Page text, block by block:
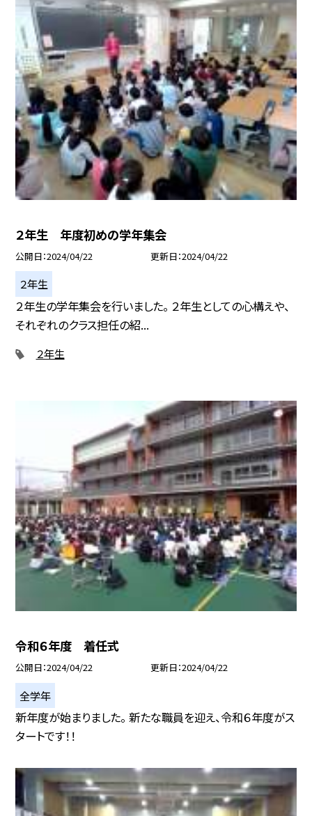
２年生 年度初めの学年集会
公開日 2024/04/22 更新日 2024/04/22
２年生
２年生の学年集会を行いました。 ２年生としての心構えや、
それぞれのクラス担任の紹...
２年生
令和６年度 着任式
公開日 2024/04/22 更新日 2024/04/22
全学年
新年度が始まりました。 新たな職員を迎え、令和６年度がス
タートです！！